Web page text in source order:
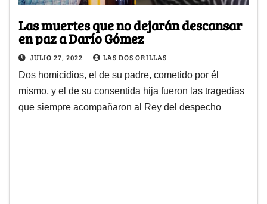
Las muertes que no dejarán descansar
en paz a Darío Gómez
JULIO 27, 2022 LAS DOS ORILLAS
Dos homicidios, el de su padre, cometido por él
mismo, y el de su consentida hija fueron las tragedias
que siempre acompañaron al Rey del despecho